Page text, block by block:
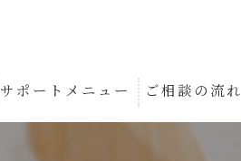
サポートメニュー
土地家屋調査
ご相談の流れ